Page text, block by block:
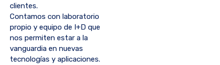
clientes.
Contamos con laboratorio
propio y equipo de I+D que
nos permiten estar a la
vanguardia en nuevas
tecnologías y aplicaciones.